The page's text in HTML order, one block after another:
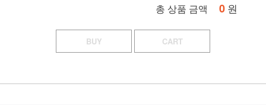
총 상품 금액 0 원
BUY CART